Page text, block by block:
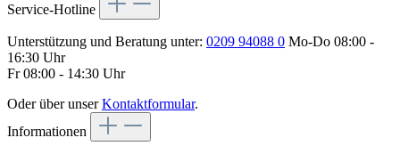
Service-Hotline
Unterstützung und Beratung unter: 0209 94088 0 Mo-Do 08:00 -
16:30 Uhr
Fr 08:00 - 14:30 Uhr
Oder über unserKontaktformular.
Informationen